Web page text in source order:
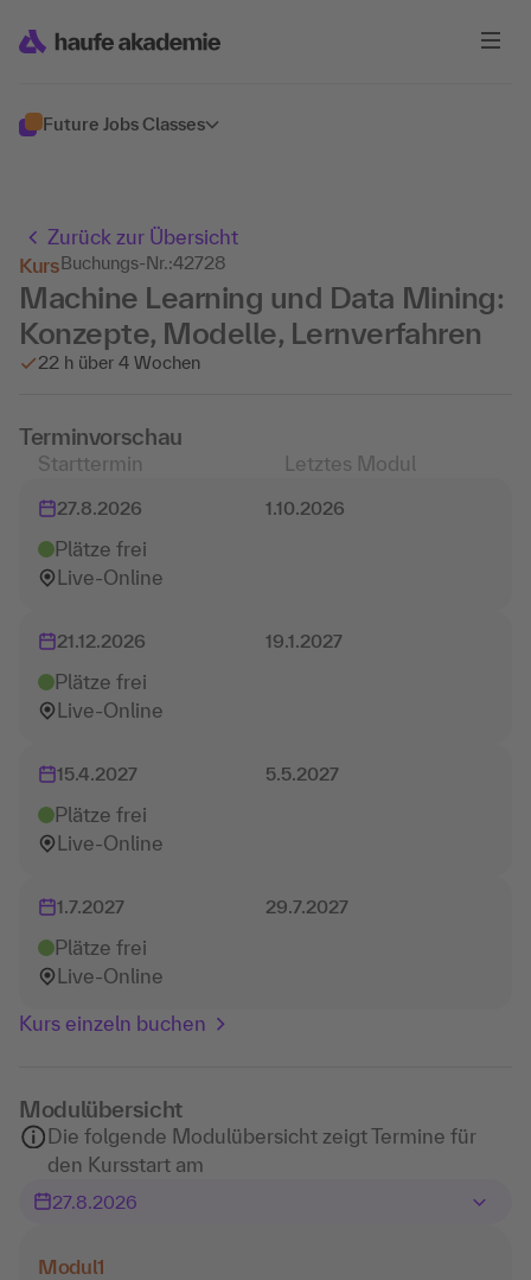
Future Jobs Classes
Zurück zur Übersicht
KursBuchungs-Nr.:42728
Machine Learning und Data Mining:
Konzepte, Modelle, Lernverfahren
22 h über 4 Wochen
Terminvorschau
Starttermin Letztes Modul
27.8.2026 1.10.2026
Plätze frei
Live-Online
21.12.2026 19.1.2027
Plätze frei
Live-Online
15.4.2027 5.5.2027
Plätze frei
Live-Online
1.7.2027 29.7.2027
Plätze frei
Live-Online
Kurs einzeln buchen
Modulübersicht
Die folgende Modulübersicht zeigt Termine für
den Kursstart am
Modul1